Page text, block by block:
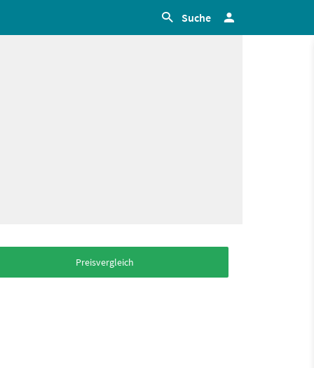
Suche
Preisvergleich